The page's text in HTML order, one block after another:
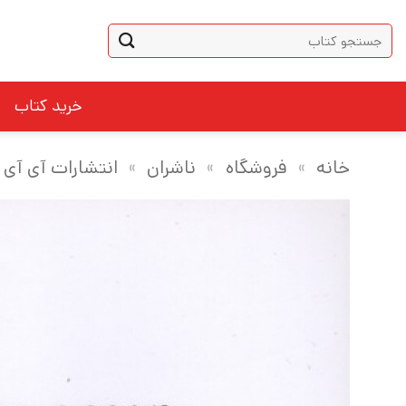
content
جستجو
برای:
خرید کتاب
خانه » فروشگاه » ناشران » انتشارات آی